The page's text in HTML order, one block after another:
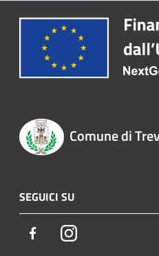
Comune di
SEGUICI SU
FacebookInstagram